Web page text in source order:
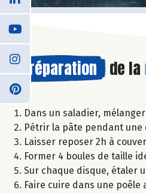
Préparation de la
Dans un saladier,
Pétrir la pâte pendant une
Laisser reposer 2h à
Former 4 boules de taille
Sur chaque disque, étaler
Faire cuire dans une poêle